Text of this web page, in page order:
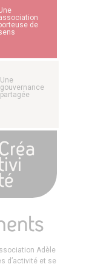
de
Qualité,
innovation et
recherche
Créa
tivi
té
Adèle
d’activité et se